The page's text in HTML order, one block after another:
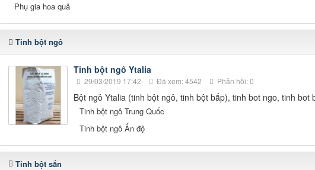
Phụ gia hoa quả
Tinh bột ngô
Tinh bột ngô Ytalia
29/03/2019 17:42 Đã xem: 4542 Phản hồi: 0
Bột ngô Ytalia (tinh bột ngô, tinh bột bắp), tinh bot ngo, tinh bot
Tinh bột ngô Trung Quốc
Tinh bột ngô Ấn độ
Tinh bột sắn